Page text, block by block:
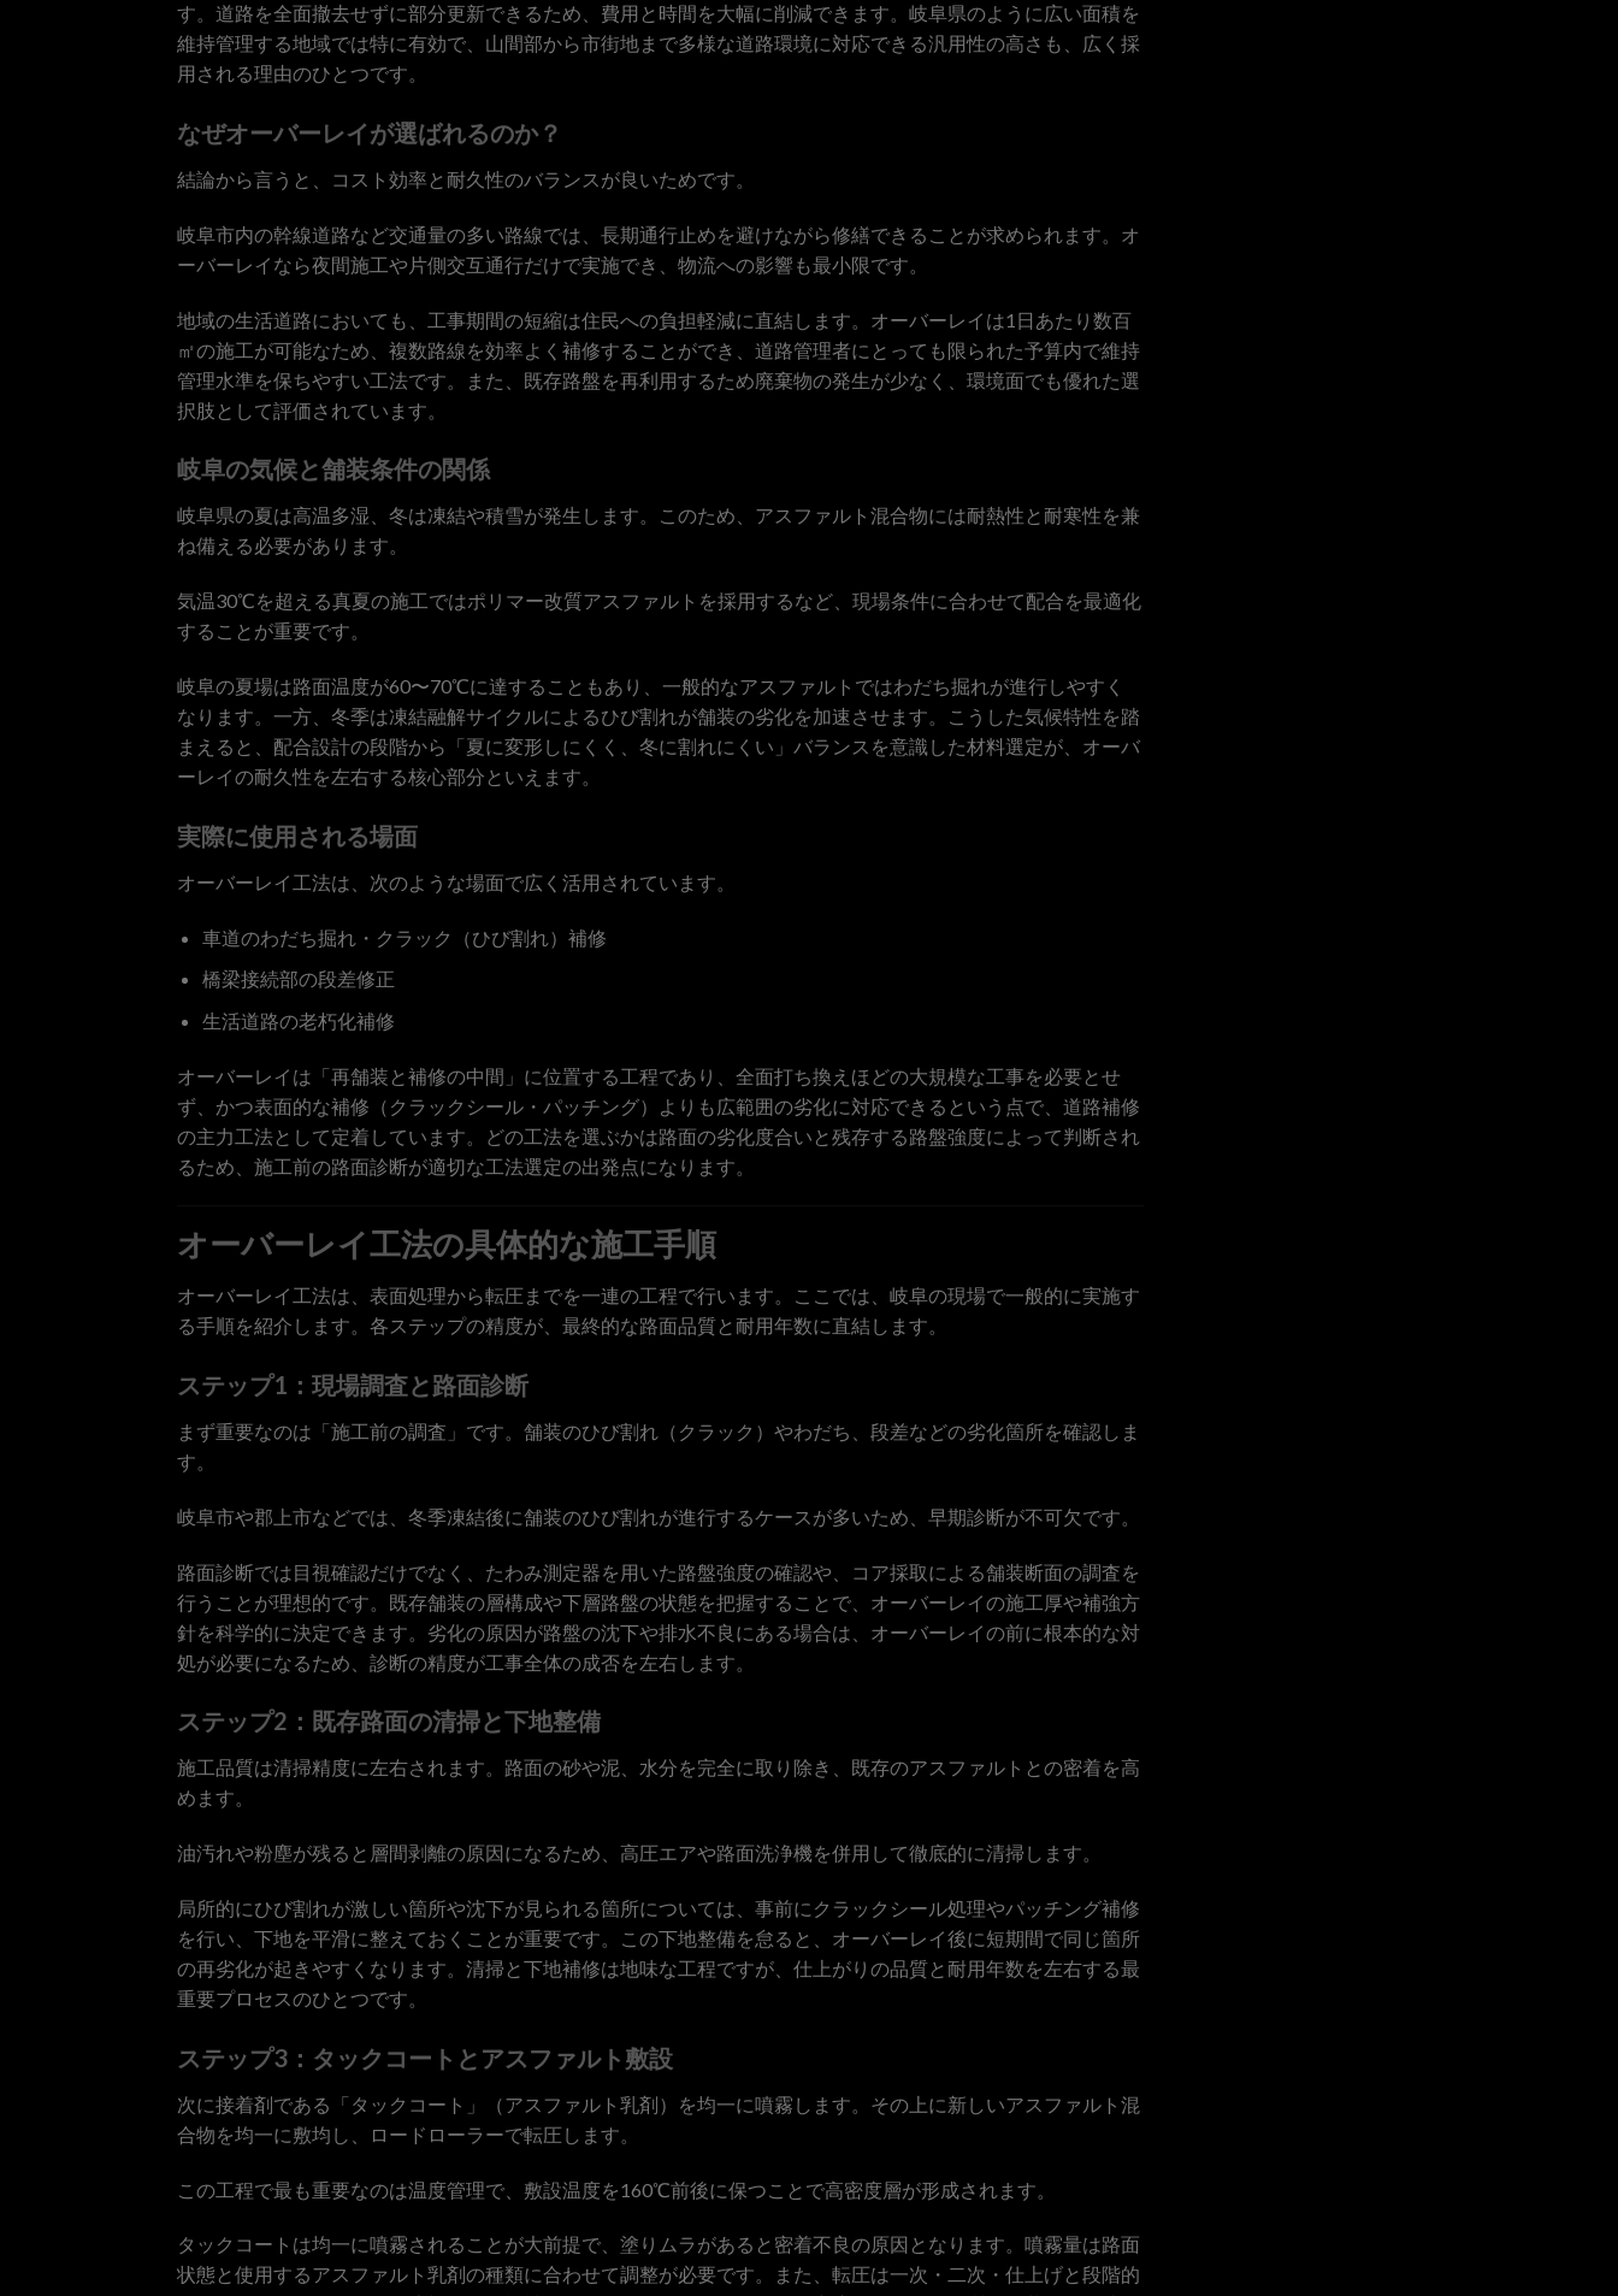
す。道路を全面撤去せずに部分更新できるため、費用と時間を大幅に削減できます。岐阜県のように広い面積を
維持管理する地域では特に有効で、山間部から市街地まで多様な道路環境に対応できる汎用性の高さも、広く採
用される理由のひとつです。
なぜオーバーレイが選ばれるのか？
結論から言うと、コスト効率と耐久性のバランスが良いためです。
岐阜市内の幹線道路など交通量の多い路線では、長期通行止めを避けながら修繕できることが求められます。オ
ーバーレイなら夜間施工や片側交互通行だけで実施でき、物流への影響も最小限です。
地域の生活道路においても、工事期間の短縮は住民への負担軽減に直結します。オーバーレイは1日あたり数百
㎡の施工が可能なため、複数路線を効率よく補修することができ、道路管理者にとっても限られた予算内で維持
管理水準を保ちやすい工法です。また、既存路盤を再利用するため廃棄物の発生が少なく、環境面でも優れた選
択肢として評価されています。
岐阜の気候と舗装条件の関係
岐阜県の夏は高温多湿、冬は凍結や積雪が発生します。このため、アスファルト混合物には耐熱性と耐寒性を兼
ね備える必要があります。
気温30℃を超える真夏の施工ではポリマー改質アスファルトを採用するなど、現場条件に合わせて配合を最適化
することが重要です。
岐阜の夏場は路面温度が60〜70℃に達することもあり、一般的なアスファルトではわだち掘れが進行しやすく
なります。一方、冬季は凍結融解サイクルによるひび割れが舗装の劣化を加速させます。こうした気候特性を踏
まえると、配合設計の段階から「夏に変形しにくく、冬に割れにくい」バランスを意識した材料選定が、オーバ
ーレイの耐久性を左右する核心部分といえます。
実際に使用される場面
オーバーレイ工法は、次のような場面で広く活用されています。
車道のわだち掘れ・クラック（ひび割れ）補修
橋梁接続部の段差修正
生活道路の老朽化補修
オーバーレイは「再舗装と補修の中間」に位置する工程であり、全面打ち換えほどの大規模な工事を必要とせ
ず、かつ表面的な補修（クラックシール・パッチング）よりも広範囲の劣化に対応できるという点で、道路補修
の主力工法として定着しています。どの工法を選ぶかは路面の劣化度合いと残存する路盤強度によって判断され
るため、施工前の路面診断が適切な工法選定の出発点になります。
オーバーレイ工法の具体的な施工手順
オーバーレイ工法は、表面処理から転圧までを一連の工程で行います。ここでは、岐阜の現場で一般的に実施す
る手順を紹介します。各ステップの精度が、最終的な路面品質と耐用年数に直結します。
ステップ1：現場調査と路面診断
まず重要なのは「施工前の調査」です。舗装のひび割れ（クラック）やわだち、段差などの劣化箇所を確認しま
す。
岐阜市や郡上市などでは、冬季凍結後に舗装のひび割れが進行するケースが多いため、早期診断が不可欠です。
路面診断では目視確認だけでなく、たわみ測定器を用いた路盤強度の確認や、コア採取による舗装断面の調査を
行うことが理想的です。既存舗装の層構成や下層路盤の状態を把握することで、オーバーレイの施工厚や補強方
針を科学的に決定できます。劣化の原因が路盤の沈下や排水不良にある場合は、オーバーレイの前に根本的な対
処が必要になるため、診断の精度が工事全体の成否を左右します。
ステップ2：既存路面の清掃と下地整備
施工品質は清掃精度に左右されます。路面の砂や泥、水分を完全に取り除き、既存のアスファルトとの密着を高
めます。
油汚れや粉塵が残ると層間剥離の原因になるため、高圧エアや路面洗浄機を併用して徹底的に清掃します。
局所的にひび割れが激しい箇所や沈下が見られる箇所については、事前にクラックシール処理やパッチング補修
を行い、下地を平滑に整えておくことが重要です。この下地整備を怠ると、オーバーレイ後に短期間で同じ箇所
の再劣化が起きやすくなります。清掃と下地補修は地味な工程ですが、仕上がりの品質と耐用年数を左右する最
重要プロセスのひとつです。
ステップ3：タックコートとアスファルト敷設
次に接着剤である「タックコート」（アスファルト乳剤）を均一に噴霧します。その上に新しいアスファルト混
合物を均一に敷均し、ロードローラーで転圧します。
この工程で最も重要なのは温度管理で、敷設温度を160℃前後に保つことで高密度層が形成されます。
タックコートは均一に噴霧されることが大前提で、塗りムラがあると密着不良の原因となります。噴霧量は路面
状態と使用するアスファルト乳剤の種類に合わせて調整が必要です。また、転圧は一次・二次・仕上げと段階的